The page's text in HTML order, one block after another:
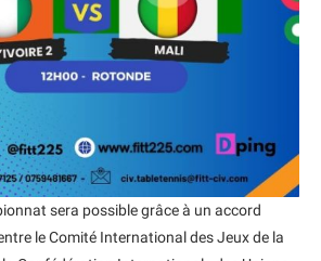
sera possible grâce à un accord
le Comité International des Jeux de la